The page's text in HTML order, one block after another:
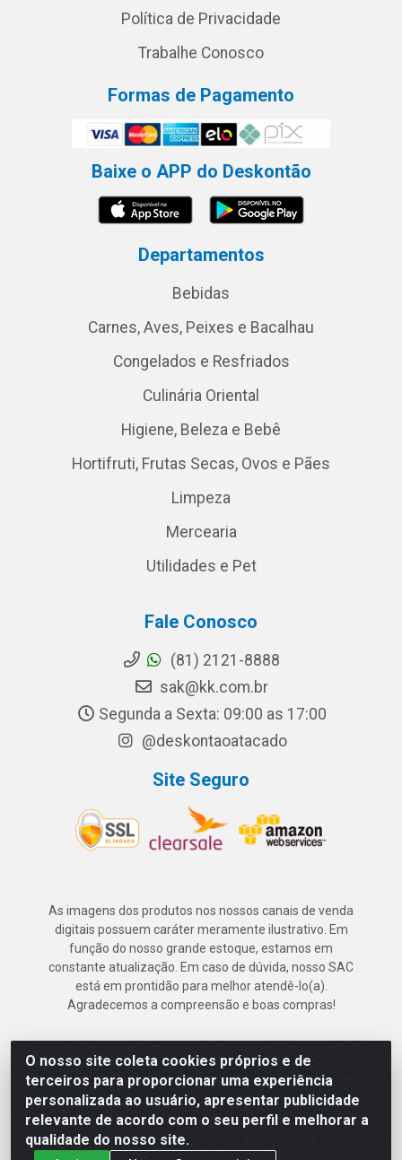
O nosso site coleta cookies próprios e de
terceiros para proporcionar uma experiência
personalizada ao usuário, apresentar publicidade
relevante de acordo com o seu perfil e melhorar a
qualidade do nosso site.
Política de Privacidade
Trabalhe Conosco
Formas de Pagamento
Baixe o APP do Deskontão
Departamentos
Bebidas
Carnes, Aves, Peixes e Bacalhau
Congelados e Resfriados
Culinária Oriental
Higiene, Beleza e Bebê
Hortifruti, Frutas Secas, Ovos e Pães
Limpeza
Mercearia
Utilidades e Pet
Fale Conosco
(81) 2121-8888
sak@kk.com.br
Segunda a Sexta: 09:00 as 17:00
@deskontaoatacado
Site Seguro
As imagens dos produtos nos nossos canais de venda
digitais possuem caráter meramente ilustrativo. Em
função do nosso grande estoque, estamos em
constante atualização. Em caso de dúvida, nosso SAC
está em prontidão para melhor atendê-lo(a).
Agradecemos a compreensão e boas compras!
Deskontão Atacado - Av. Marechal Mascarenhas de Morais, 2471 -
Imbiribeira - Recife/PE - CEP 51.150-001 - CNPJ 24.150.377/0003-
57